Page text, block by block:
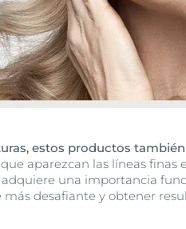
estos productos
que aparezcan las líneas
una importancia
desafiante y obtener